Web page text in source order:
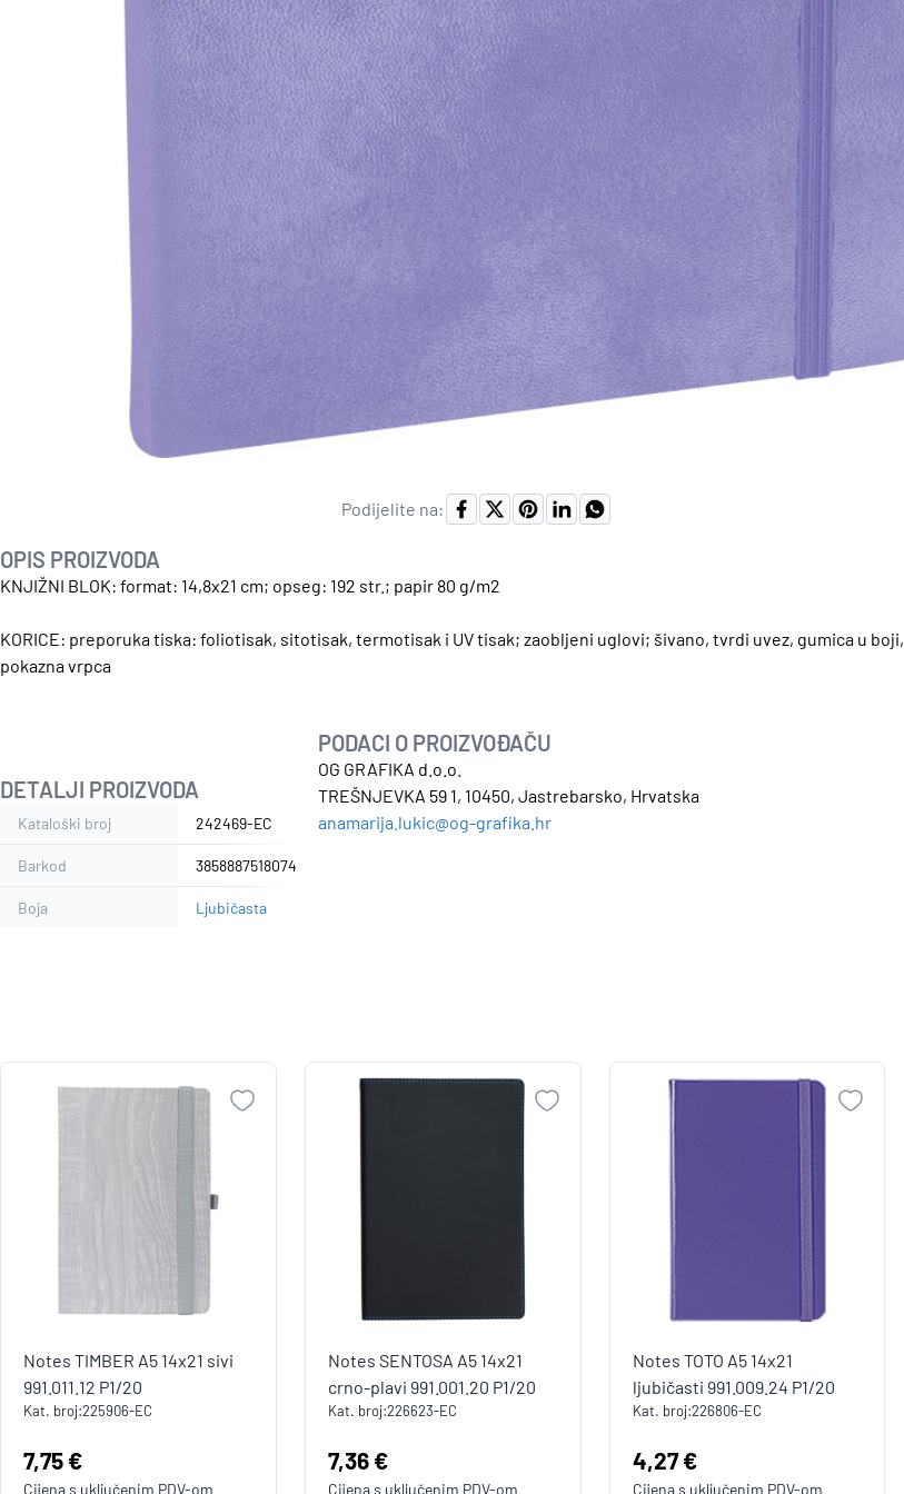
Podijelite na:
OPIS PROIZVODA
KNJIŽNI BLOK: format: 14,8x21 cm; opseg: 192 str.; papir 80 g/m2
KORICE: preporuka tiska: foliotisak, sitotisak, termotisak i UV tisak; zaobljeni uglovi; šivano, tvrdi uvez, gumica u boji,
pokazna vrpca
DETALJI PROIZVODA
Kataloški broj 242469-EC
Barkod 3858887518074
Boja Ljubičasta
PODACI O PROIZVOĐAČU
OG GRAFIKA d.o.o.
TREŠNJEVKA 59 1, 10450, Jastrebarsko, Hrvatska
anamarija.lukic@og-grafika.hr
Notes TIMBER A5 14x21 sivi
991.011.12 P1/20
Kat. broj:225906-EC
Cijena:
7,75 €
Cijena s uključenim PDV-om
Notes SENTOSA A5 14x21
crno-plavi 991.001.20 P1/20
Kat. broj:226623-EC
Cijena:
7,36 €
Cijena s uključenim PDV-om
Notes TOTO A5 14x21
ljubičasti 991.009.24 P1/20
Kat. broj:226806-EC
Cijena:
4,27 €
Cijena s uključenim PDV-om